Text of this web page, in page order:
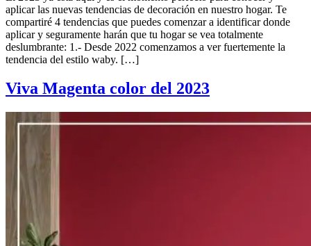
aplicar las nuevas tendencias de decoración en nuestro hogar. Te
compartiré 4 tendencias que puedes comenzar a identificar donde
aplicar y seguramente harán que tu hogar se vea totalmente
deslumbrante: 1.- Desde 2022 comenzamos a ver fuertemente la
tendencia del estilo waby. […]
Viva Magenta color del 2023